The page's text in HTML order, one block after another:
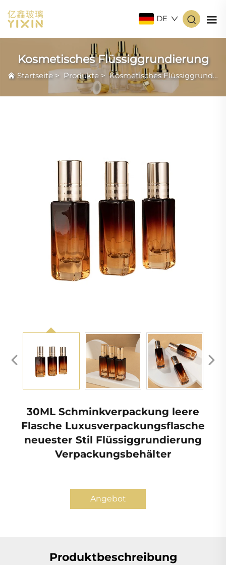
DE
Kosmetisches Flüssiggrundierung
Startseite > Produkte >Kosmetisches Flüssiggrundierung
30ML Schminkverpackung leere
Flasche Luxusverpackungsflasche
neuester Stil Flüssiggrundierung
Verpackungsbehälter
Angebot
Produktbeschreibung